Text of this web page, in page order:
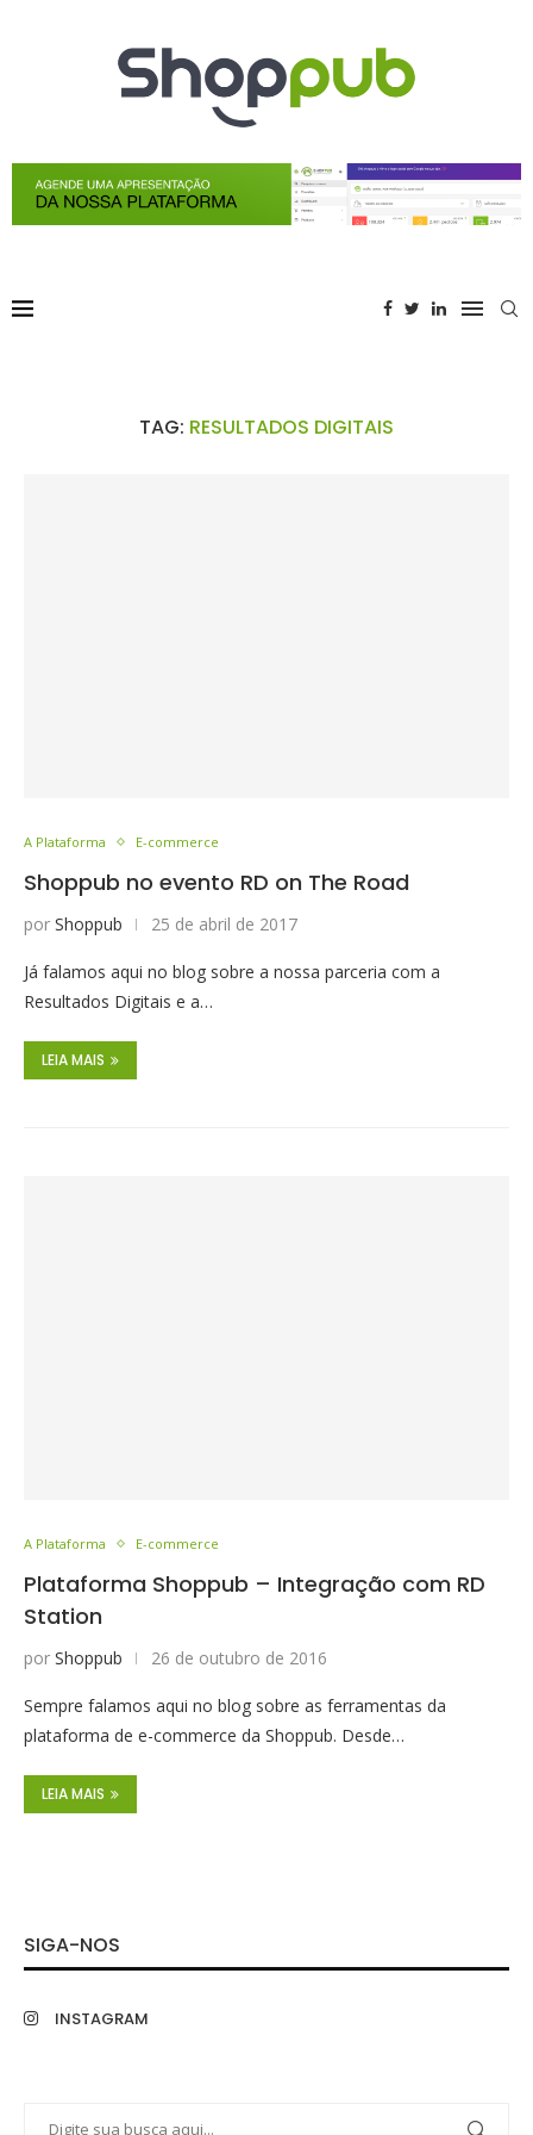
TAG: RESULTADOS DIGITAIS
A Plataforma E-commerce
Shoppub no evento RD on The Road
por Shoppub 25 de abril de 2017
Já falamos aqui no blog sobre a nossa parceria com a
Resultados Digitais e a…
LEIA MAIS
A Plataforma E-commerce
Plataforma Shoppub – Integração com RD
Station
por Shoppub 26 de outubro de 2016
Sempre falamos aqui no blog sobre as ferramentas da
plataforma de e-commerce da Shoppub. Desde…
LEIA MAIS
SIGA-NOS
INSTAGRAM